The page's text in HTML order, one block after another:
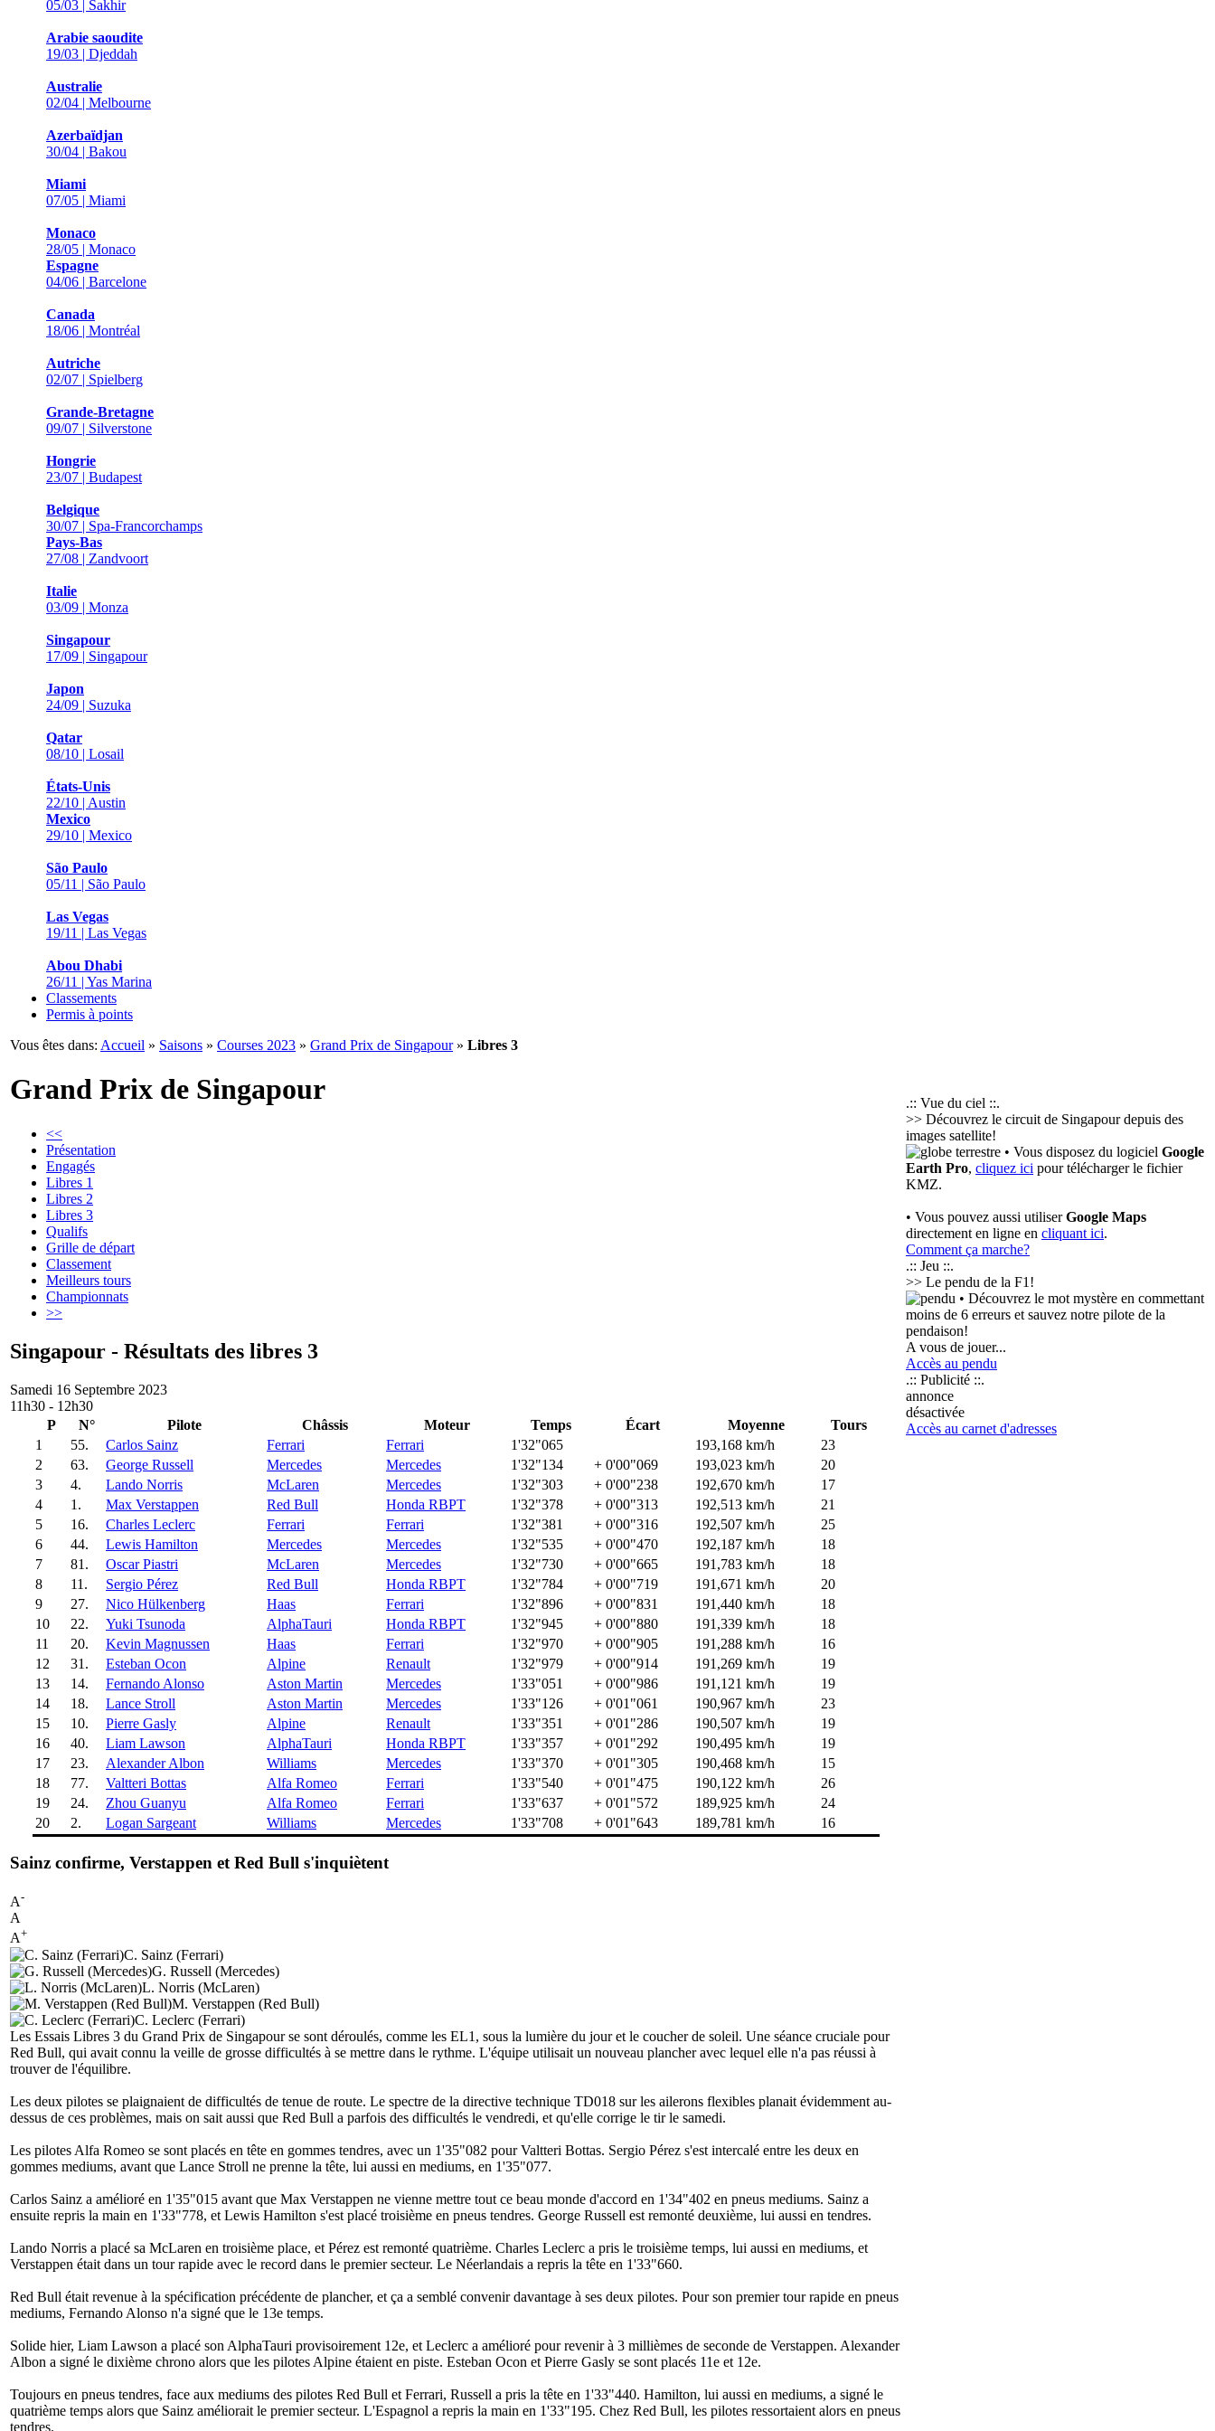
05/03 | Sakhir
Arabie saoudite
19/03 | Djeddah
Australie
02/04 | Melbourne
Azerbaïdjan
30/04 | Bakou
Miami
07/05 | Miami
Monaco
28/05 | Monaco
Espagne
04/06 | Barcelone
Canada
18/06 | Montréal
Autriche
02/07 | Spielberg
Grande-Bretagne
09/07 | Silverstone
Hongrie
23/07 | Budapest
Belgique
30/07 | Spa-Francorchamps
Pays-Bas
27/08 | Zandvoort
Italie
03/09 | Monza
Singapour
17/09 | Singapour
Japon
24/09 | Suzuka
Qatar
08/10 | Losail
États-Unis
22/10 | Austin
Mexico
29/10 | Mexico
São Paulo
05/11 | São Paulo
Las Vegas
19/11 | Las Vegas
Abou Dhabi
26/11 | Yas Marina
Classements
Permis à points
Vous êtes dans: Accueil » Saisons » Courses 2023 » Grand Prix de Singapour» Libres 3
Grand Prix de Singapour
<<
Présentation
Engagés
Libres 1
Libres 2
Libres 3
Qualifs
Grille de départ
Classement
Meilleurs tours
Championnats
>>
Singapour - Résultats des libres 3
Samedi 16 Septembre 2023
11h30 - 12h30
P
N° Pilote Châssis Moteur Temps Écart Moyenne
Tours
1
55. Carlos Sainz Ferrari Ferrari 1'32"065 193,168 km/h
23
2
63. George Russell Mercedes Mercedes 1'32"134 + 0'00"069 193,023 km/h
20
3
4. Lando Norris McLaren Mercedes 1'32"303 + 0'00"238 192,670 km/h
17
4
1. Max Verstappen Red Bull Honda RBPT 1'32"378 + 0'00"313 192,513 km/h
21
5
16. Charles Leclerc Ferrari Ferrari 1'32"381 + 0'00"316 192,507 km/h
25
6
44. Lewis Hamilton Mercedes Mercedes 1'32"535 + 0'00"470 192,187 km/h
18
7
81. Oscar Piastri McLaren Mercedes 1'32"730 + 0'00"665 191,783 km/h
18
8
11. Sergio Pérez Red Bull Honda RBPT 1'32"784 + 0'00"719 191,671 km/h
20
9
27. Nico Hülkenberg Haas Ferrari 1'32"896 + 0'00"831 191,440 km/h
18
10
22. Yuki Tsunoda AlphaTauri Honda RBPT 1'32"945 + 0'00"880 191,339 km/h
18
11
20. Kevin Magnussen Haas Ferrari 1'32"970 + 0'00"905 191,288 km/h
16
12
31. Esteban Ocon Alpine Renault 1'32"979 + 0'00"914 191,269 km/h
19
13
14. Fernando Alonso Aston Martin Mercedes 1'33"051 + 0'00"986 191,121 km/h
19
14
18. Lance Stroll Aston Martin Mercedes 1'33"126 + 0'01"061 190,967 km/h
23
15
10. Pierre Gasly Alpine Renault 1'33"351 + 0'01"286 190,507 km/h
19
16
40. Liam Lawson AlphaTauri Honda RBPT 1'33"357 + 0'01"292 190,495 km/h
19
17
23. Alexander Albon Williams Mercedes 1'33"370 + 0'01"305 190,468 km/h
15
18
77. Valtteri Bottas Alfa Romeo Ferrari 1'33"540 + 0'01"475 190,122 km/h
26
19
24. Zhou Guanyu Alfa Romeo Ferrari 1'33"637 + 0'01"572 189,925 km/h
24
20
2. Logan Sargeant Williams Mercedes 1'33"708 + 0'01"643 189,781 km/h 16
Sainz confirme, Verstappen et Red Bull s'inquiètent
A-
A
A+
C. Sainz (Ferrari)
G. Russell (Mercedes)
L. Norris (McLaren)
M. Verstappen (Red Bull)
C. Leclerc (Ferrari)
Les Essais Libres 3 du Grand Prix de Singapour se sont déroulés, comme les EL1, sous la lumière du jour et le coucher de soleil. Une séance cruciale pour
Red Bull, qui avait connu la veille de grosse difficultés à se mettre dans le rythme. L'équipe utilisait un nouveau plancher avec lequel elle n'a pas réussi à
trouver de l'équilibre.
Les deux pilotes se plaignaient de difficultés de tenue de route. Le spectre de la directive technique TD018 sur les ailerons flexibles planait évidemment au-
dessus de ces problèmes, mais on sait aussi que Red Bull a parfois des difficultés le vendredi, et qu'elle corrige le tir le samedi.
Les pilotes Alfa Romeo se sont placés en tête en gommes tendres, avec un 1'35"082 pour Valtteri Bottas. Sergio Pérez s'est intercalé entre les deux en
gommes mediums, avant que Lance Stroll ne prenne la tête, lui aussi en mediums, en 1'35"077.
Carlos Sainz a amélioré en 1'35"015 avant que Max Verstappen ne vienne mettre tout ce beau monde d'accord en 1'34"402 en pneus mediums. Sainz a
ensuite repris la main en 1'33"778, et Lewis Hamilton s'est placé troisième en pneus tendres. George Russell est remonté deuxième, lui aussi en tendres.
Lando Norris a placé sa McLaren en troisième place, et Pérez est remonté quatrième. Charles Leclerc a pris le troisième temps, lui aussi en mediums, et
Verstappen était dans un tour rapide avec le record dans le premier secteur. Le Néerlandais a repris la tête en 1'33"660.
Red Bull était revenue à la spécification précédente de plancher, et ça a semblé convenir davantage à ses deux pilotes. Pour son premier tour rapide en pneus
mediums, Fernando Alonso n'a signé que le 13e temps.
Solide hier, Liam Lawson a placé son AlphaTauri provisoirement 12e, et Leclerc a amélioré pour revenir à 3 millièmes de seconde de Verstappen. Alexander
Albon a signé le dixième chrono alors que les pilotes Alpine étaient en piste. Esteban Ocon et Pierre Gasly se sont placés 11e et 12e.
Toujours en pneus tendres, face aux mediums des pilotes Red Bull et Ferrari, Russell a pris la tête en 1'33"440. Hamilton, lui aussi en mediums, a signé le
quatrième temps alors que Sainz améliorait le premier secteur. L'Espagnol a repris la main en 1'33"195. Chez Red Bull, les pilotes ressortaient alors en pneus
tendres.
.:: Vue du ciel ::.
>> Découvrez le circuit de Singapour depuis des
images satellite!
• Vous disposez du logiciel Google
Earth Pro, cliquez ici pour télécharger le fichier
KMZ.
• Vous pouvez aussi utiliserGoogle Maps
directement en ligne en cliquant ici.
Comment ça marche?
.:: Jeu ::.
>> Le pendu de la F1!
• Découvrez le mot mystère en commettant
moins de 6 erreurs et sauvez notre pilote de la
pendaison!
A vous de jouer...
Accès au pendu
.:: Publicité ::.
annonce
désactivée
Accès au carnet d'adresses